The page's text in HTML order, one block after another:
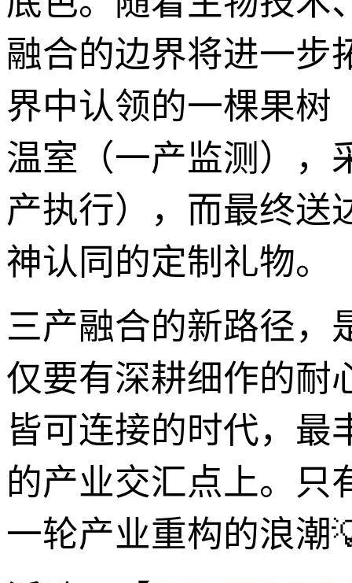
融合的边界将进一步
界中认领的一棵果树
温室（一产监测），
产执行），而最终送
神认同的定制礼物。
三产融合的新路径，
仅要有深耕细作的耐
皆可连接的时代，最
的产业交汇点上。只
一轮产业重构的浪潮